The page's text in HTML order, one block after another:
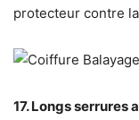
protecteur contre
17. Longs serrures